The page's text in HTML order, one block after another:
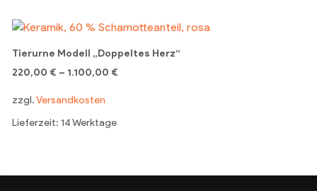
Tierurne Modell „Doppeltes Herz“
220,00 € – 1.100,00 €
zzgl.Versandkosten
Lieferzeit: 14 Werktage